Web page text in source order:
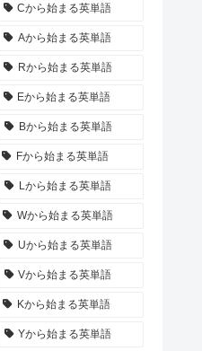
Cから始まる英単語
Aから始まる英単語
Rから始まる英単語
Eから始まる英単語
Bから始まる英単語
Fから始まる英単語
Lから始まる英単語
Wから始まる英単語
Uから始まる英単語
Vから始まる英単語
Kから始まる英単語
Yから始まる英単語